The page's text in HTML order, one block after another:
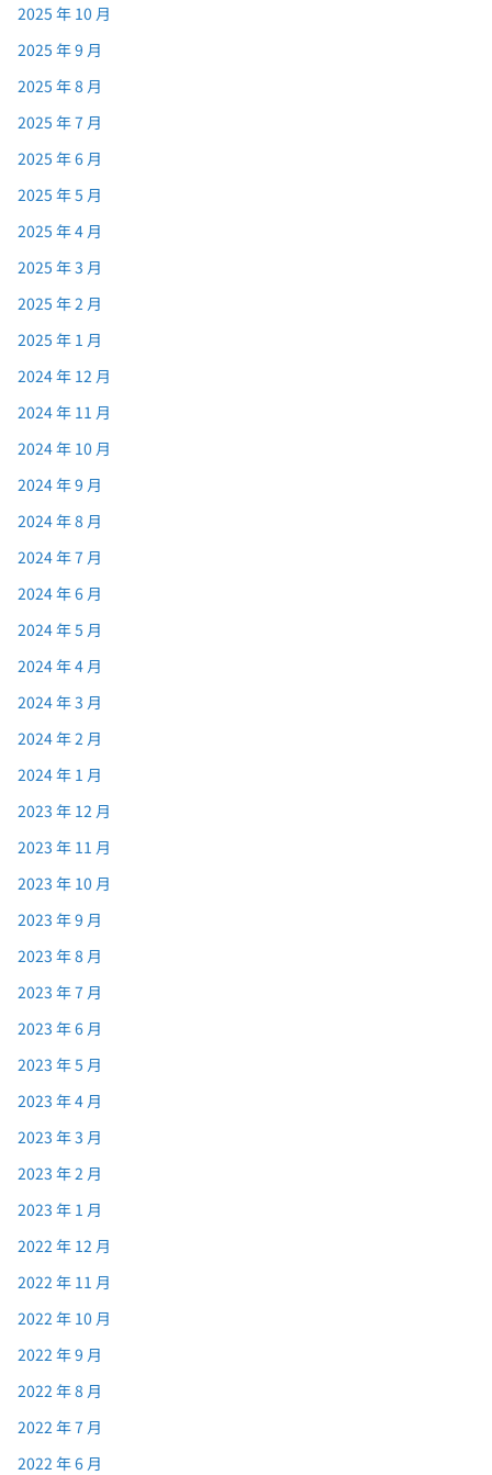
2025 年 10 月
2025 年 9 月
2025 年 8 月
2025 年 7 月
2025 年 6 月
2025 年 5 月
2025 年 4 月
2025 年 3 月
2025 年 2 月
2025 年 1 月
2024 年 12 月
2024 年 11 月
2024 年 10 月
2024 年 9 月
2024 年 8 月
2024 年 7 月
2024 年 6 月
2024 年 5 月
2024 年 4 月
2024 年 3 月
2024 年 2 月
2024 年 1 月
2023 年 12 月
2023 年 11 月
2023 年 10 月
2023 年 9 月
2023 年 8 月
2023 年 7 月
2023 年 6 月
2023 年 5 月
2023 年 4 月
2023 年 3 月
2023 年 2 月
2023 年 1 月
2022 年 12 月
2022 年 11 月
2022 年 10 月
2022 年 9 月
2022 年 8 月
2022 年 7 月
2022 年 6 月